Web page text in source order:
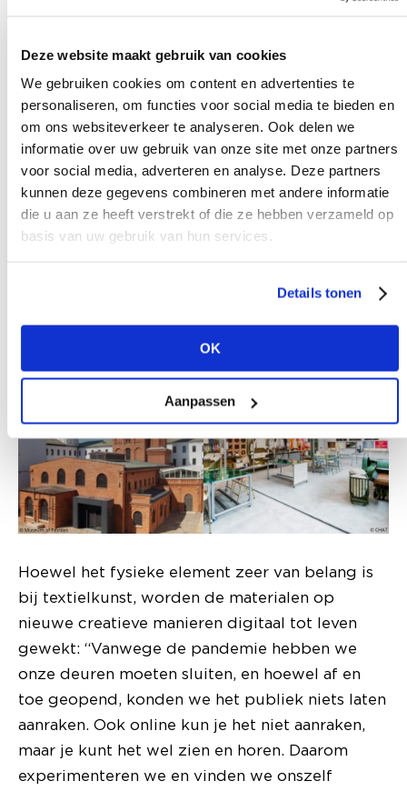
Deze website maakt gebruik van cookies
We gebruiken cookies om content en advertenties te
personaliseren, om functies voor social media te bieden en
om ons websiteverkeer te analyseren. Ook delen we
informatie over uw gebruik van onze site met onze partners
voor social media, adverteren en analyse. Deze partners
kunnen deze gegevens combineren met andere informatie
die u aan ze heeft verstrekt of die ze hebben verzameld op
basis van uw gebruik van hun services.
Details tonen
OK
Aanpassen
worden er nieuwe vormen van online
curatorschap voor musea ontwikkeld waardoor
het bezoeken van een expositie nog nooit zo
eenvoudig was. “Het is onze bedoeling om de
textielcultuur op internationaal niveau te
verspreiden middels het openen van een
dialoog rond het thema van een tentoonstelling
die in een van de vier instellingen plaatsvindt.
reageren met kunstwerken uit hun collecties,”
Hoewel het fysieke element zeer van belang is
bij textielkunst, worden de materialen op
nieuwe creatieve manieren digitaal tot leven
gewekt: “Vanwege de pandemie hebben we
onze deuren moeten sluiten, en hoewel af en
toe geopend, konden we het publiek niets laten
aanraken. Ook online kun je het niet aanraken,
maar je kunt het wel zien en horen. Daarom
experimenteren we en vinden we onszelf